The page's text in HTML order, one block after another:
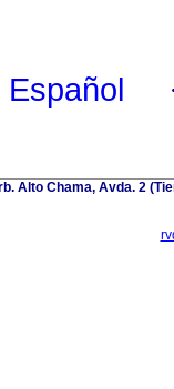
Alto Chama, Avda. 2